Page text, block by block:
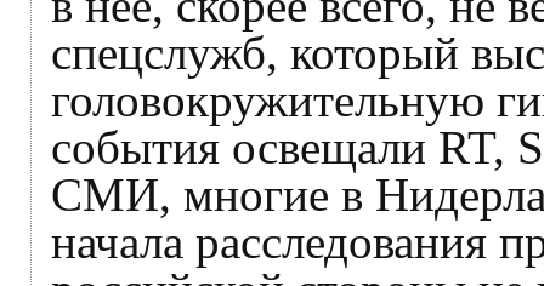
спецслужб, который
головокружительную
события освещали RT,
СМИ, многие в
начала расследования